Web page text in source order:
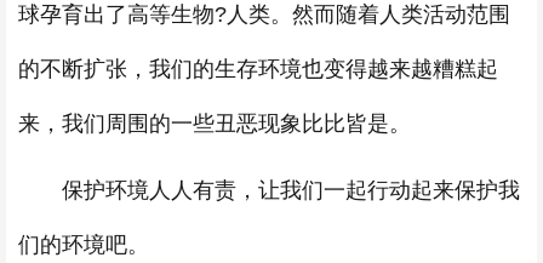
球孕育出了高等生物?人类。然而随着人类活动范围
的不断扩张，我们的生存环境也变得越来越糟糕起
来，我们周围的一些丑恶现象比比皆是。
保护环境人人有责，让我们一起行动起来保护我
们的环境吧。